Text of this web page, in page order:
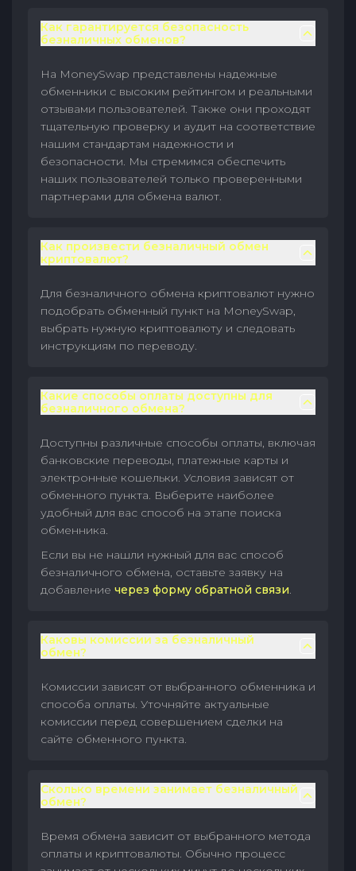
Как гарантируется безопасность
безналичных обменов?
На MoneySwap представлены надежные
обменники с высоким рейтингом и реальными
отзывами пользователей. Также они проходят
тщательную проверку и аудит на соответствие
нашим стандартам надежности и
безопасности. Мы стремимся обеспечить
наших пользователей только проверенными
партнерами для обмена валют.
Как произвести безналичный обмен
криптовалют?
Для безналичного обмена криптовалют нужно
подобрать обменный пункт на MoneySwap,
выбрать нужную криптовалюту и следовать
инструкциям по переводу.
Какие способы оплаты доступны для
безналичного обмена?
Доступны различные способы оплаты, включая
банковские переводы, платежные карты и
электронные кошельки. Условия зависят от
обменного пункта. Выберите наиболее
удобный для вас способ на этапе поиска
обменника.
Если вы не нашли нужный для вас способ
безналичного обмена, оставьте заявку на
добавление через форму обратной связи.
Каковы комиссии за безналичный
обмен?
Комиссии зависят от выбранного обменника и
способа оплаты. Уточняйте актуальные
комиссии перед совершением сделки на
сайте обменного пункта.
Сколько времени занимает безналичный
обмен?
Время обмена зависит от выбранного метода
оплаты и криптовалюты. Обычно процесс